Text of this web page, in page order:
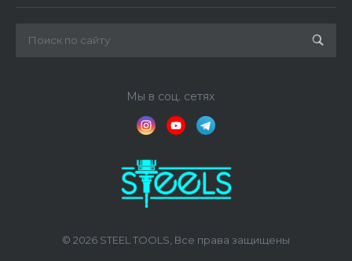
Мы в соц. сетях
© 2026 STEEL TOOLS, Все права защищены